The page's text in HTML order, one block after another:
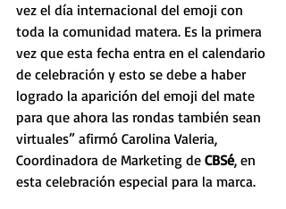
vez el día internacional del emoji con
toda la comunidad matera. Es la primera
vez que esta fecha entra en el calendario
de celebración y esto se debe a haber
logrado la aparición del emoji del mate
para que ahora las rondas también sean
virtuales” afirmó Carolina Valeria,
Coordinadora de Marketing de CBSé, en
esta celebración especial para la marca.